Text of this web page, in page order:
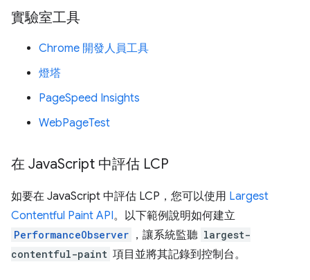
實驗室工具
Chrome 開發人員工具
燈塔
PageSpeed Insights
WebPageTest
在 JavaScript 中評估 LCP
如要在 JavaScript 中評估 LCP，您可以使用 Largest
Contentful Paint API。以下範例說明如何建立
PerformanceObserver ，讓系統監聽 largest-
contentful-paint 項目並將其記錄到控制台。